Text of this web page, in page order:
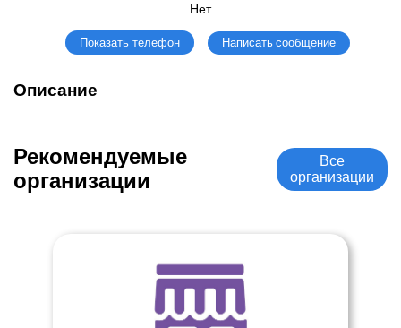
Нет
Показать телефон Написать сообщение
Описание
Рекомендуемые
организации
Все
организации